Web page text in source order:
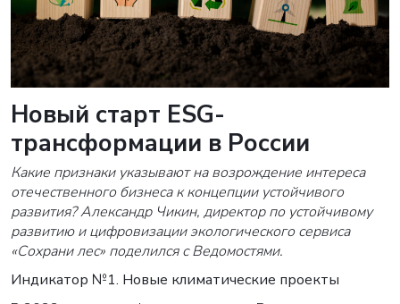
Новый старт ESG-
трансформации в России
Какие признаки указывают на возрождение интереса
отечественного бизнеса к концепции устойчивого
развития? Александр Чикин, директор по устойчивому
развитию и цифровизации экологического сервиса
«Сохрани лес» поделился с Ведомостями.
Индикатор №1. Новые климатические проекты